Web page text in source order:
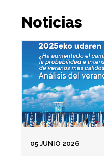
Noticias
05 JUNIO 2026